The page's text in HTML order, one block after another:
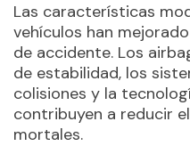
Las características
vehículos han
de accidente. Los
de estabilidad, los
colisiones y la
contribuyen a reducir
mortales.